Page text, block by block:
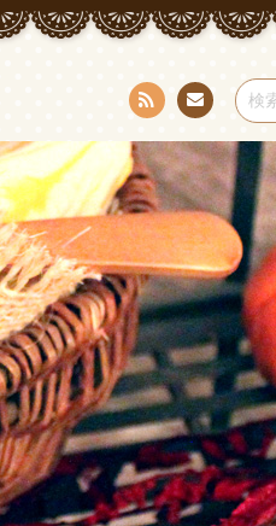
RSS
い合
わせ